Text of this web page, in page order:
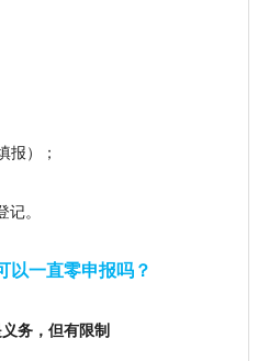
报）；
记。
以一直零申报吗？
务，但有限制